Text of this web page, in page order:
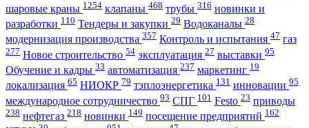
шаровые краны 1254 клапаны 468 трубы 316 новинки и
разработки 110 Тендеры и закупки 29 Водоканалы 28
модернизация производства 357 Контроль и испытания 47 газ
277 Новое строительство 54 эксплуатация 27 выставки 95
Обучение и кадры 33 автоматизация 237 маркетинг 19
локализация 65 НИОКР 79 тэплоэнергетика 131 инновации 95
международное сотрудничество 93 СПГ 101 Festo 23 приводы
238 нефтегаз 218 новинки 149 посещение предприятий 162